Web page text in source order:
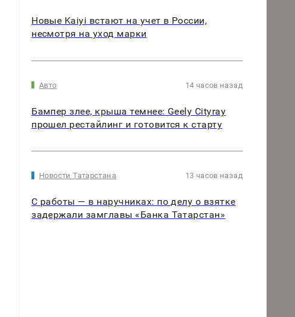
Новые Kaiyi встают на учет в России,
несмотря на уход марки
Авто 14 часов назад
Бампер злее, крыша темнее: Geely Cityray
прошел рестайлинг и готовится к старту
Новости Татарстана 13 часов назад
С работы — в наручниках: по делу о взятке
задержали замглавы «Банка Татарстан»